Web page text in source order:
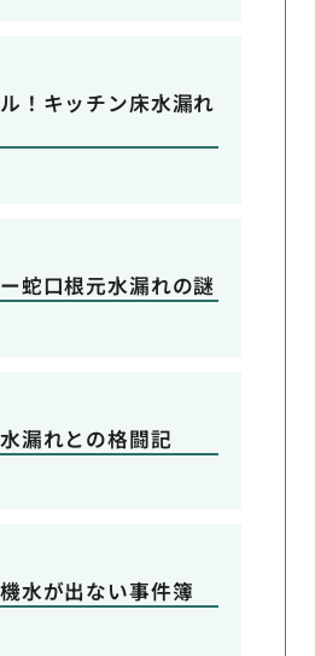
！キッチン床水漏れ
蛇口根元水漏れの謎
漏れとの格闘記
水が出ない事件簿